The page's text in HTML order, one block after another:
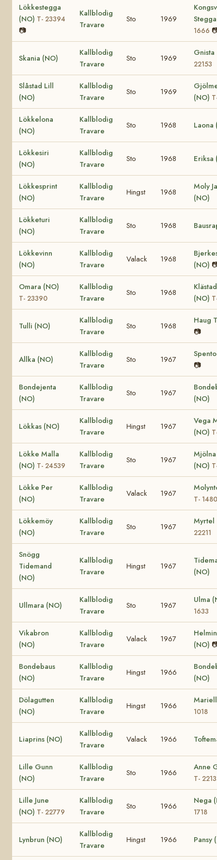
Lökkestegga
(NO) T- 23394
📷
Kallblodig
Travare
Sto 1969
1666
Skania (NO)
Kallblodig
Travare
Sto 1969
22153
Slåstad Lill
(NO)
Kallblodig
Travare
Sto 1969
(NO)
Lökkelona
(NO)
Kallblodig
Travare
Sto 1968 Laona
Lökkesiri
(NO)
Kallblodig
Travare
Sto 1968 Eriksa
Lökkesprint
(NO)
Kallblodig
Travare
Hingst 1968
Moly
(NO)
Lökketuri
(NO)
Kallblodig
Travare
Sto 1968
Lökkevinn
(NO)
Kallblodig
Travare
Valack 1968
(NO)
Omara (NO)
T- 23390
Kallblodig
Travare
Sto 1968
(NO)
Tulli (NO)
Kallblodig
Travare
Sto 1968
Haug
📷
Allka (NO)
Kallblodig
Travare
Sto 1967
📷
Bondejenta
(NO)
Kallblodig
Travare
Sto 1967
(NO)
Lökkas (NO)
Kallblodig
Travare
Hingst 1967
Vega
(NO)
Lökke Malla
(NO) T- 24539
Kallblodig
Travare
Sto 1967
(NO)
Lökke Per
(NO)
Kallblodig
Travare
Valack 1967
T- 1480
Lökkemöy
(NO)
Kallblodig
Travare
Sto 1967
22211
Snögg
Tidemand
(NO)
Kallblodig
Travare
Hingst 1967
(NO)
Ullmara (NO)
Kallblodig
Travare
Sto 1967
Ulma
1633
Vikabron
(NO)
Kallblodig
Travare
Valack 1967
(NO)
Bondebaus
(NO)
Kallblodig
Travare
Hingst 1966
(NO)
Dölagutten
(NO)
Kallblodig
Travare
Hingst 1966
1018
Liaprins (NO)
Kallblodig
Travare
Valack 1966
Lille Gunn
(NO)
Kallblodig
Travare
Sto 1966
Anne
T-
Lille June
(NO) T- 22779
Kallblodig
Travare
Sto 1966
Nega
1718
Lynbrun (NO)
Kallblodig
Travare
Hingst 1966 Pansy